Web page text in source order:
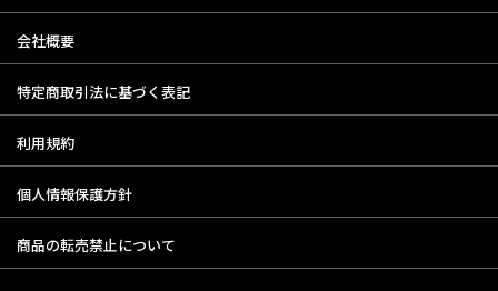
会社概要
特定商取引法に基づく表記
利用規約
個人情報保護方針
商品の転売禁止について